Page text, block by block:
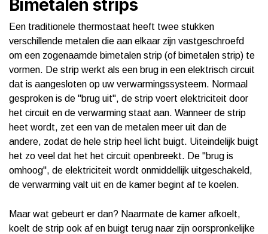
Bimetalen strips
Een traditionele thermostaat heeft twee stukken
verschillende metalen die aan elkaar zijn vastgeschroefd
om een ​​zogenaamde bimetalen strip (of bimetalen strip) te
vormen. De strip werkt als een brug in een elektrisch circuit
dat is aangesloten op uw verwarmingssysteem. Normaal
gesproken is de "brug uit", de strip voert elektriciteit door
het circuit en de verwarming staat aan. Wanneer de strip
heet wordt, zet een van de metalen meer uit dan de
andere, zodat de hele strip heel licht buigt. Uiteindelijk buigt
het zo veel dat het het circuit openbreekt. De "brug is
omhoog", de elektriciteit wordt onmiddellijk uitgeschakeld,
de verwarming valt uit en de kamer begint af te koelen.
Maar wat gebeurt er dan? Naarmate de kamer afkoelt,
koelt de strip ook af en buigt terug naar zijn oorspronkelijke